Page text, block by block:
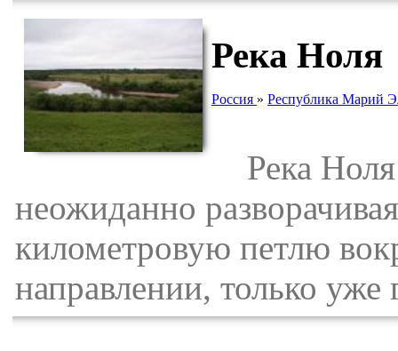
Река Ноля
Россия » Республика Марий
Река Ноля
неожиданно
километровую петлю
направлении, только уже